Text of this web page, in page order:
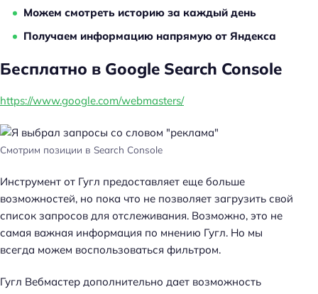
Можем смотреть историю за каждый день
Получаем информацию напрямую от Яндекса
Бесплатно в Google Search Console
https://www.google.com/webmasters/
Смотрим позиции в Search Console
Инструмент от Гугл предоставляет еще больше
возможностей, но пока что не позволяет загрузить свой
список запросов для отслеживания. Возможно, это не
самая важная информация по мнению Гугл. Но мы
всегда можем воспользоваться фильтром.
Гугл Вебмастер дополнительно дает возможность